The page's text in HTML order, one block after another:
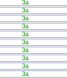
За
За
За
За
За
За
За
За
За
За